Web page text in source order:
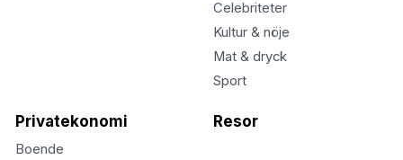
Celebriteter
Kultur & nöje
Mat & dryck
Sport
Privatekonomi
Boende
Resor